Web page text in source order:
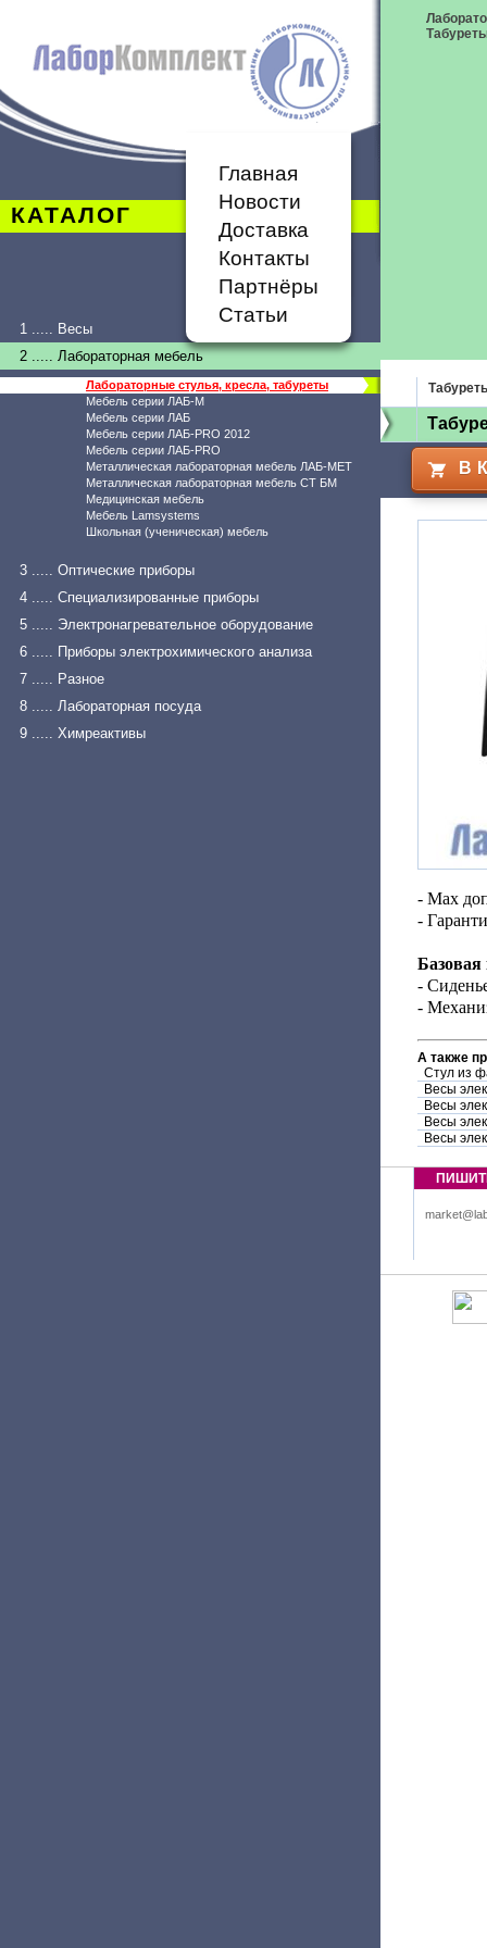
КАТАЛОГ
Главная
Новости
Доставка
Контакты
Партнёры
Статьи
1 ..... Весы
2 ..... Лабораторная мебель
Лабораторные стулья, кресла, табуреты
Мебель серии ЛАБ-М
Мебель серии ЛАБ
Мебель серии ЛАБ-PRO 2012
Мебель серии ЛАБ-PRO
Металлическая лабораторная мебель ЛАБ-МЕТ
Металлическая лабораторная мебель СТ БМ
Медицинская мебель
Мебель Lamsystems
Школьная (ученическая) мебель
3 ..... Оптические приборы
4 ..... Специализированные приборы
5 ..... Электронагревательное оборудование
6 ..... Приборы электрохимического анализа
7 ..... Разное
8 ..... Лабораторная посуда
9 ..... Химреактивы
В
- Max
-
-
-
А также
Стул из
Весы
Весы
Весы
Весы